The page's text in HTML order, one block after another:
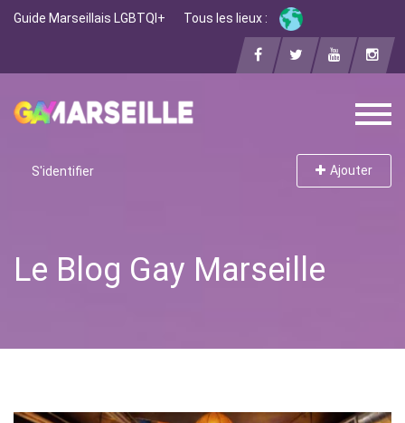
Guide Marseillais LGBTQI+ Tous les lieux :
S'identifier Ajouter
Le Blog Gay Marseille